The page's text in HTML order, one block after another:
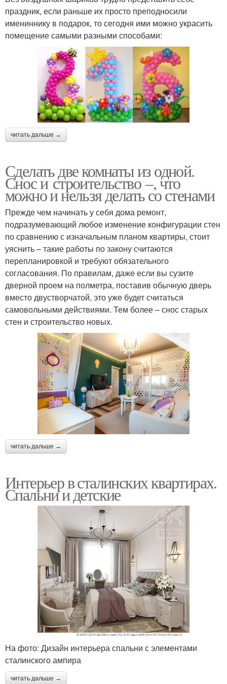
праздник, если раньше их просто преподносили
имениннику в подарок, то сегодня ими можно украсить
помещение самыми разными способами:
читать дальше →
Сделать две комнаты из одной.
Снос и строительство –, что
можно и нельзя делать со стенами
Прежде чем начинать у себя дома ремонт,
подразумевающий любое изменение конфигурации стен
по сравнению с изначальным планом квартиры, стоит
уяснить – такие работы по закону считаются
перепланировкой и требуют обязательного
согласования. По правилам, даже если вы сузите
дверной проем на полметра, поставив обычную дверь
вместо двустворчатой, это уже будет считаться
самовольными действиями. Тем более – снос старых
стен и строительство новых.
читать дальше →
Интерьер в сталинских квартирах.
Спальни и детские
На фото: Дизайн интерьера спальни с элементами
сталинского ампира
читать дальше →